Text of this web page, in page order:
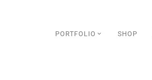
PORTFOLIO SHOP